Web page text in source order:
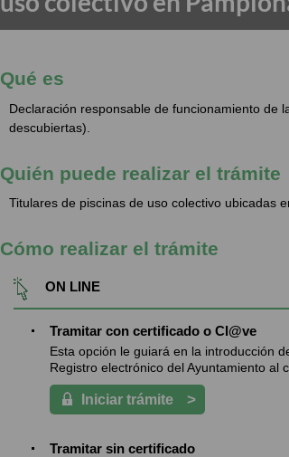
Qué es
Declaración responsable de funcionamiento de
descubiertas).
Quién puede realizar el trámite
Titulares de piscinas de uso colectivo ubicadas
Cómo realizar el trámite
ON LINE
Tramitar con certificado o Cl@ve
Esta opción le guiará en la introducción
Registro electrónico del Ayuntamiento al
Iniciar trámite >
Tramitar sin certificado